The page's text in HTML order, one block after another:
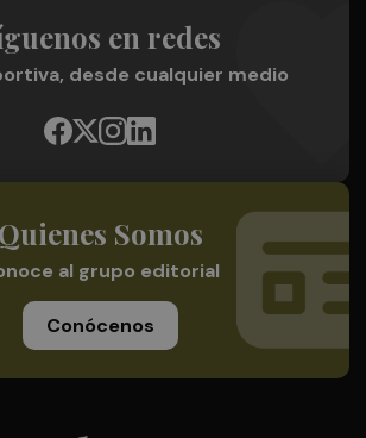
en redes
desde cualquier medio
Quienes Somos
al grupo editorial
Conócenos